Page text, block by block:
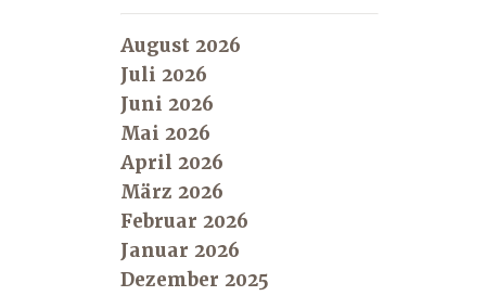
August 2026
Juli 2026
Juni 2026
Mai 2026
April 2026
März 2026
Februar 2026
Januar 2026
Dezember 2025